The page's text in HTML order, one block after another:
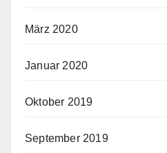
März 2020
Januar 2020
Oktober 2019
September 2019